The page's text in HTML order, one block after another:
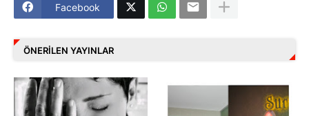
Facebook
ÖNERILEN YAYINLAR